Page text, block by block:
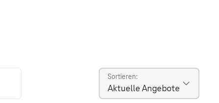
Sortieren
Aktuelle Angebote